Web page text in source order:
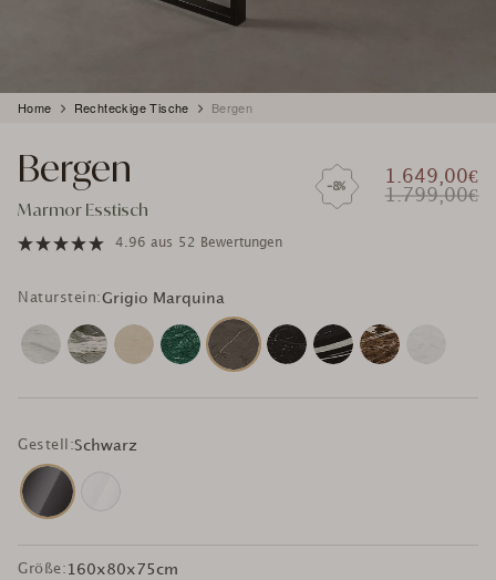
Home Rechteckige Tische Bergen
Bergen
Marmor Esstisch
-8%
1.649,00€
1.799,00€
4.96 aus 52 Bewertungen
Naturstein:Grigio Marquina
Gestell:Schwarz
Größe: 160x80x75cm
Produkt
Warenkorb
hinzugefügt